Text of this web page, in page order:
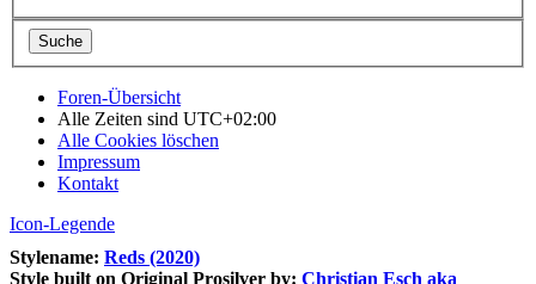
Foren-Übersicht
Alle Zeiten sind UTC+02:00
Alle Cookies löschen
Impressum
Kontakt
Icon-Legende
Stylename: Reds (2020)
Style built on Original Prosilver by: Christian Esch aka